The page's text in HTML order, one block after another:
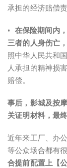
承担的经济赔偿
• 在保险期间内
三者的人身伤亡
照中华人民共和
人承担的精神损
赔偿。
事后，影城及按
关证明材料，最
近年来工厂、办
等公众场合都有
合提前配置上【